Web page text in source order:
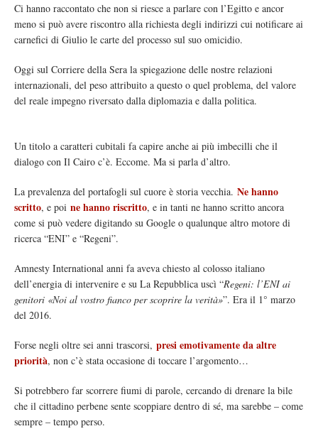
Ci hanno raccontato che non si riesce a parlare con l’Egitto e ancor
meno si può avere riscontro alla richiesta degli indirizzi cui notificare ai
carnefici di Giulio le carte del processo sul suo omicidio.
Oggi sul Corriere della Sera la spiegazione delle nostre relazioni
internazionali, del peso attribuito a questo o quel problema, del valore
del reale impegno riversato dalla diplomazia e dalla politica.
Un titolo a caratteri cubitali fa capire anche ai più imbecilli che il
dialogo con Il Cairo c’è. Eccome. Ma si parla d’altro.
La prevalenza del portafogli sul cuore è storia vecchia. Ne hanno
scritto, e poi ne hanno riscritto, e in tanti ne hanno scritto ancora
come si può vedere digitando su Google o qualunque altro motore di
ricerca “ENI” e “Regeni”.
Amnesty International anni fa aveva chiesto al colosso italiano
dell’energia di intervenire e su La Repubblica uscì “Regeni: l’ENI ai
genitori «Noi al vostro fianco per scoprire la verità»”. Era il 1° marzo
del 2016.
Forse negli oltre sei anni trascorsi, presi emotivamente da altre
priorità, non c’è stata occasione di toccare l’argomento…
Si potrebbero far scorrere fiumi di parole, cercando di drenare la bile
che il cittadino perbene sente scoppiare dentro di sé, ma sarebbe – come
sempre – tempo perso.